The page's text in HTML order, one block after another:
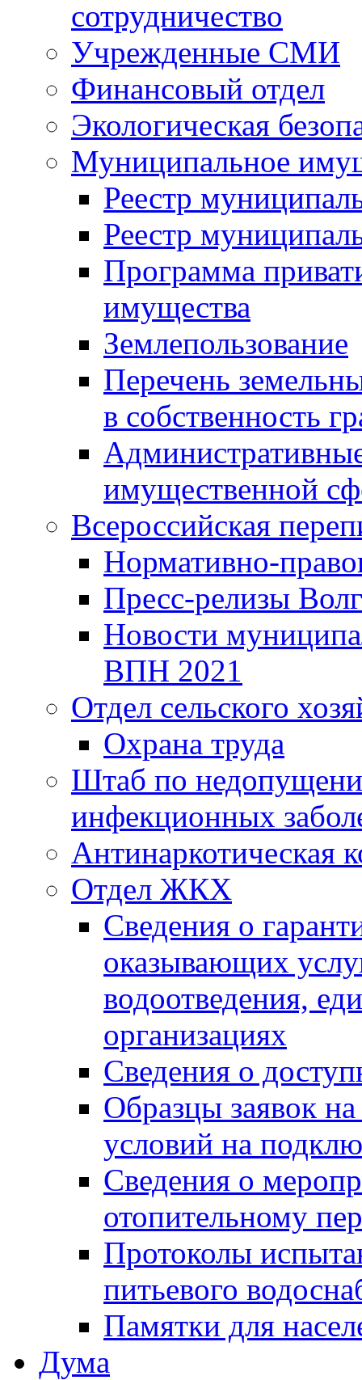
сотрудничество
Учрежденные СМИ
Финансовый отдел
Экологическая
Муниципальное
Реестр
Реестр
Программа
имущества
Землепользование
Перечень
в собственность
имущественной
Всероссийская
Нормативно-
Пресс-релизы
Новости
ВПН 2021
Отдел сельского
Охрана труда
Штаб по
инфекционных
Антинаркотическая
Отдел ЖКХ
Сведения о
оказывающих
водоотведения,
организациях
Сведения о
Образцы заявок
условий на
Сведения о
отопительному
Протоколы
питьевого
Памятки для
Дума